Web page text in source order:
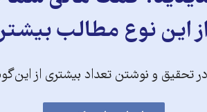
این نوع مطالب
تحقیق و نوشتن تعداد بیشتری از